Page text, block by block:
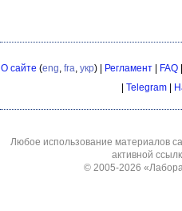
О сайте (eng, fra, укр) | Регламент| FAQ|
Telegram
Любое использование материалов
активной
© 2005-2026